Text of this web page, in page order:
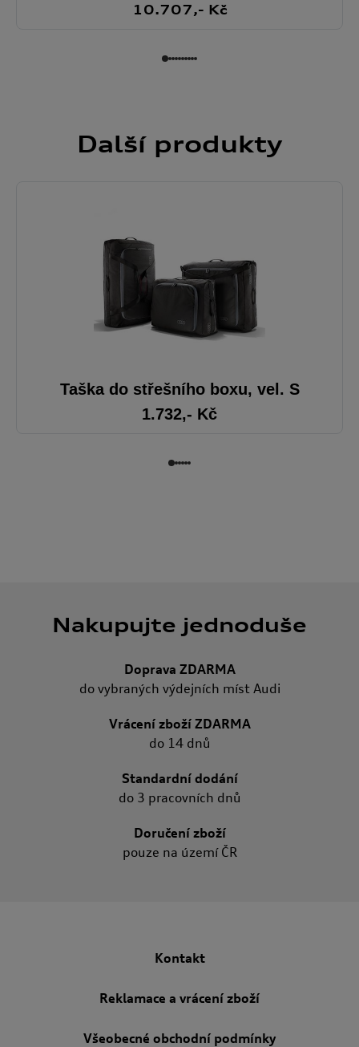
10.707,- Kč
Dalšíprodukty
Taška do střešního boxu, vel. S
1.732,- Kč
Nakupujte jednoduše
Doprava ZDARMA
do vybraných výdejních míst Audi
Vrácení zboží ZDARMA
do 14 dnů
Standardní dodání
do 3 pracovních dnů
Doručení zboží
pouze na území ČR
Kontakt
Reklamace a vrácení zboží
Všeobecné obchodní podmínky